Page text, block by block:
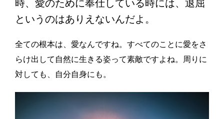
時、愛のために奉仕している時には、退屈
というのはありえないんだよ。
全ての根本は、愛なんですね。すべてのことに愛をさ
らけ出して自然に生きる姿って素敵ですよね。周りに
対しても、自分自身にも。